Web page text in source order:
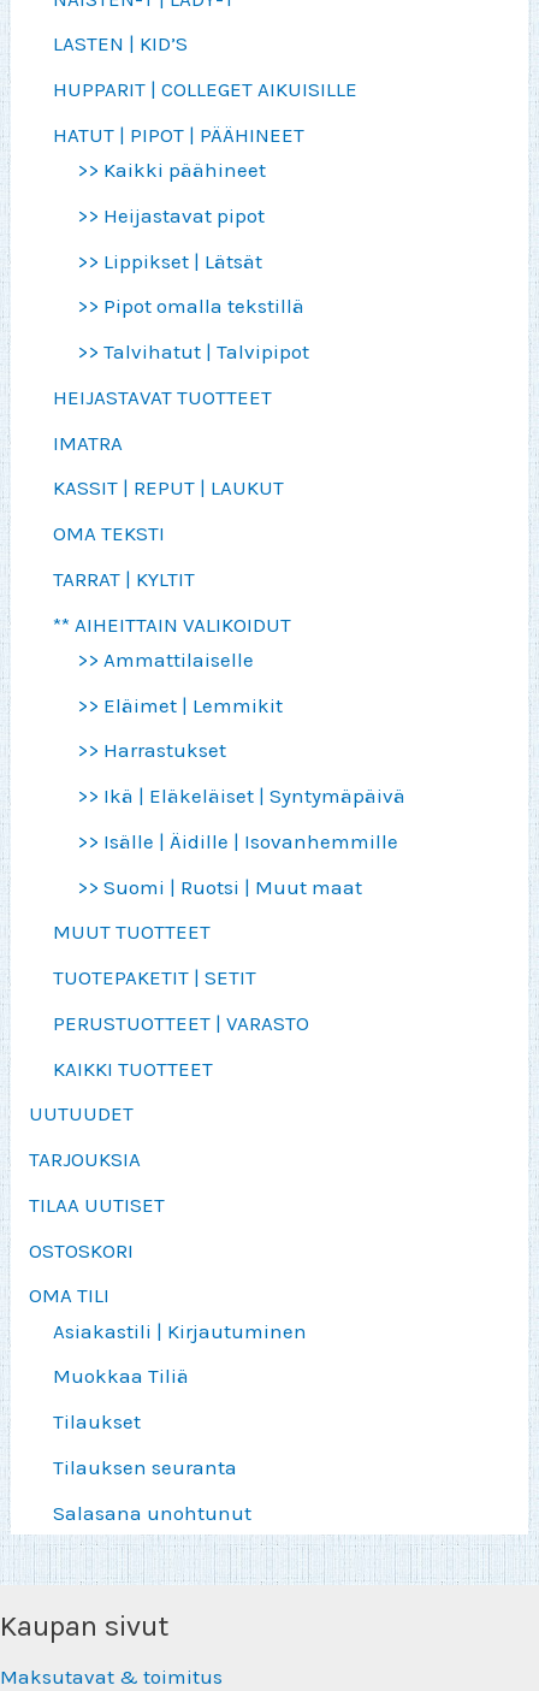
LASTEN | KID’S
HUPPARIT | COLLEGET AIKUISILLE
HATUT | PIPOT | PÄÄHINEET
>> Kaikki päähineet
>> Heijastavat pipot
>> Lippikset | Lätsät
>> Pipot omalla tekstillä
>> Talvihatut | Talvipipot
HEIJASTAVAT TUOTTEET
IMATRA
KASSIT | REPUT | LAUKUT
OMA TEKSTI
TARRAT | KYLTIT
** AIHEITTAIN VALIKOIDUT
>> Ammattilaiselle
>> Eläimet | Lemmikit
>> Harrastukset
>> Ikä | Eläkeläiset | Syntymäpäivä
>> Isälle | Äidille | Isovanhemmille
>> Suomi | Ruotsi | Muut maat
MUUT TUOTTEET
TUOTEPAKETIT | SETIT
PERUSTUOTTEET | VARASTO
KAIKKI TUOTTEET
UUTUUDET
TARJOUKSIA
TILAA UUTISET
OSTOSKORI
OMA TILI
Asiakastili | Kirjautuminen
Muokkaa Tiliä
Tilaukset
Tilauksen seuranta
Salasana unohtunut
Kaupan sivut
Maksutavat & toimitus